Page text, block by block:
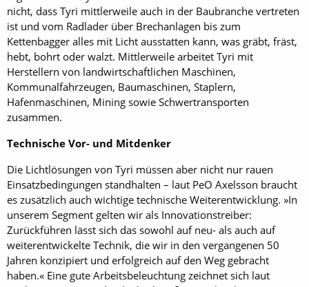
nicht, dass ­Tyri mittlerweile auch in der Baubranche vertreten
ist und vom Radlader über Brechanlagen bis zum
Kettenbagger alles mit Licht ausstatten kann, was gräbt, fräst,
hebt, bohrt oder walzt. Mittlerweile arbeitet Tyri mit
Herstellern von landwirtschaftlichen Maschinen,
Kommunalfahrzeugen, Baumaschinen, Staplern,
Hafenmaschinen, Mining sowie Schwertransporten
zusammen.
Technische Vor- und Mitdenker
Die Lichtlösungen von Tyri müssen aber nicht nur rauen
Einsatzbedingungen standhalten – laut PeO Axelsson braucht
es zusätzlich auch wichtige technische Weiterentwicklung. »In
unserem Segment gelten wir als Innovationstreiber:
Zurückführen lässt sich das sowohl auf neu- als auch auf
weiterentwickelte Technik, die wir in den vergangenen 50
Jahren konzipiert und erfolgreich auf den Weg gebracht
haben.« Eine gute Arbeitsbeleuchtung zeichnet sich laut